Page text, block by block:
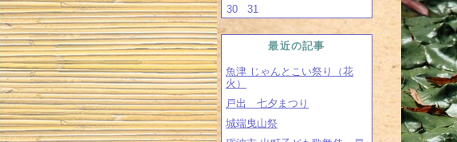
30
31
最近の記事
魚津 じゃんとこい祭り（花
火）
戸出 七夕まつり
城端曳山祭